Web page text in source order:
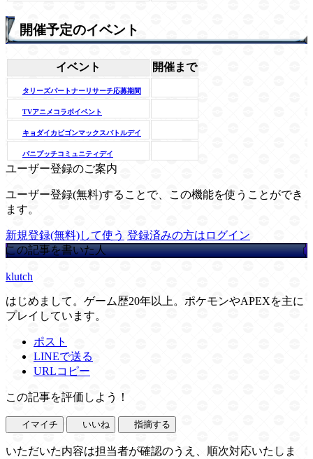
開催予定のイベント
イベント 開催まで
タリーズパートナーリサーチ応募期間
TVアニメコラボイベント
キョダイカビゴンマックスバトルデイ
バニプッチコミュニティデイ
ユーザー登録のご案内
ユーザー登録(無料)することで、この機能を使うことができ
ます。
新規登録(無料)して使う 登録済みの方はログイン
この記事を書いた人
klutch
はじめまして。ゲーム歴20年以上。ポケモンやAPEXを主に
プレイしています。
ポスト
LINEで送る
URLコピー
この記事を評価しよう！
イマイチ いいね 指摘する
いただいた内容は担当者が確認のうえ、順次対応いたしま